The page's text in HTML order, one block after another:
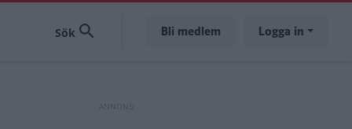
Bli medlem Logga in